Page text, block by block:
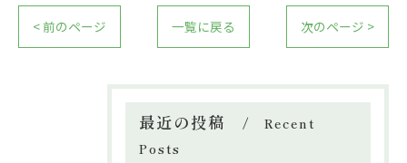
< 前のページ 一覧に戻る 次のページ >
最近の投稿
Recent
Posts